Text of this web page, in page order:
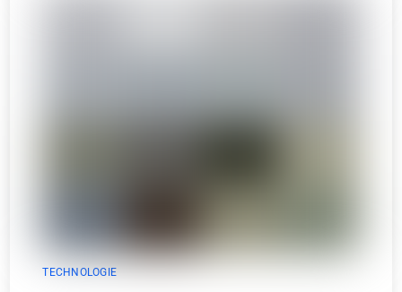
TECHNOLOGIE